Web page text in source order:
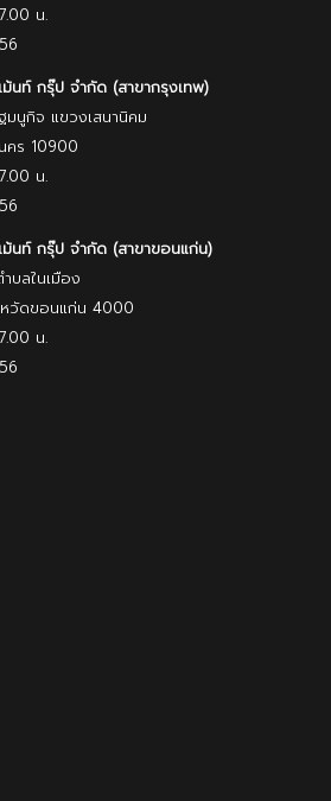
น.
นท์ กรุ๊ป จํากัด (สาขากรุงเทพ)
มนูกิจ แขวงเสนานิคม
คร 10900
น.
นท์ กรุ๊ป จํากัด (สาขาขอนแก่น)
ลในเมือง
วัดขอนแก่น 4000
น.